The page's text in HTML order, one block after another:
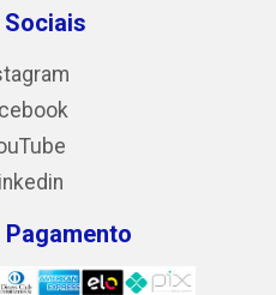
Sociais